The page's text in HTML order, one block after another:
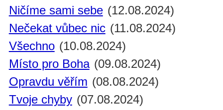
Ničíme sami sebe (12.08.2024)
Nečekat vůbec nic (11.08.2024)
Všechno (10.08.2024)
Místo pro Boha (09.08.2024)
Opravdu věřím (08.08.2024)
Tvoje chyby (07.08.2024)